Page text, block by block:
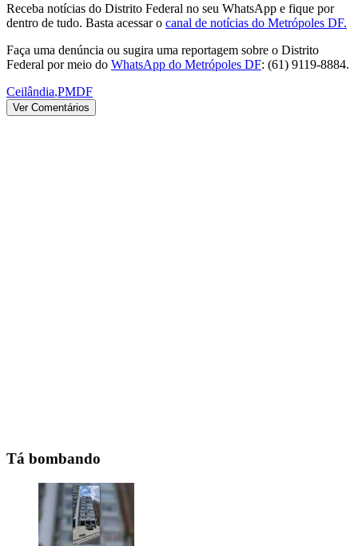
Receba notícias do Distrito Federal no seu WhatsApp e fique por
dentro de tudo. Basta acessar o canal de notícias do Metrópoles DF.
Faça uma denúncia ou sugira uma reportagem sobre o Distrito
Federal por meio do WhatsApp do Metrópoles DF: (61) 9119-8884.
Ceilândia,PMDF
Ver Comentários
Tá bombando